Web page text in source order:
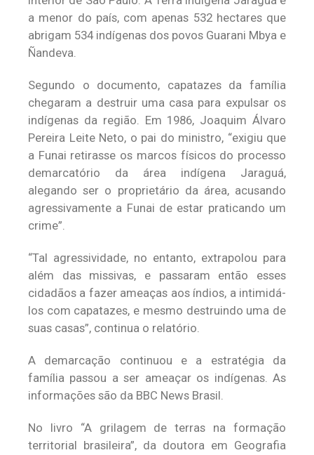
a menor do país, com apenas 532 hectares que
abrigam 534 indígenas dos povos Guarani Mbya e
Ñandeva.
Segundo o documento, capatazes da família
chegaram a destruir uma casa para expulsar os
indígenas da região. Em 1986, Joaquim Álvaro
Pereira Leite Neto, o pai do ministro, “exigiu que
a Funai retirasse os marcos físicos do processo
demarcatório da área indígena Jaraguá,
alegando ser o proprietário da área, acusando
agressivamente a Funai de estar praticando um
crime”.
“Tal agressividade, no entanto, extrapolou para
além das missivas, e passaram então esses
cidadãos a fazer ameaças aos índios, a intimidá-
los com capatazes, e mesmo destruindo uma de
suas casas”, continua o relatório.
A demarcação continuou e a estratégia da
família passou a ser ameaçar os indígenas. As
informações são da BBC News Brasil.
No livro “A grilagem de terras na formação
territorial brasileira”, da doutora em Geografia